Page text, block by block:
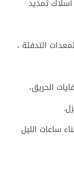
تمديد
التدفئة ،
الحريق،
ساعات الليل